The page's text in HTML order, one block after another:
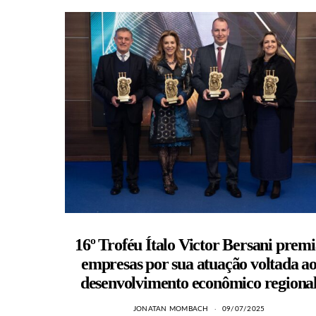
16º Troféu Ítalo Victor Bersani
empresas por sua atuação voltada ao
desenvolvimento econômico regional
JONATAN MOMBACH 09/07/2025